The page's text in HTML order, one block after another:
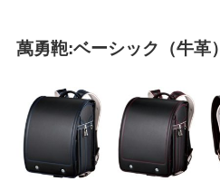
萬勇鞄:ベーシック（牛革）